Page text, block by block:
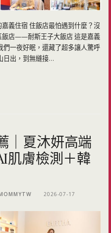
義住宿 住飯店最怕遇到什麼？沒
飯店——耐斯王子大飯店 這是嘉義
一夜好眠，還藏了超多讓人驚呼
日出，到無縫接…
｜夏沐妍高端
肌膚檢測＋韓
2026-07-17